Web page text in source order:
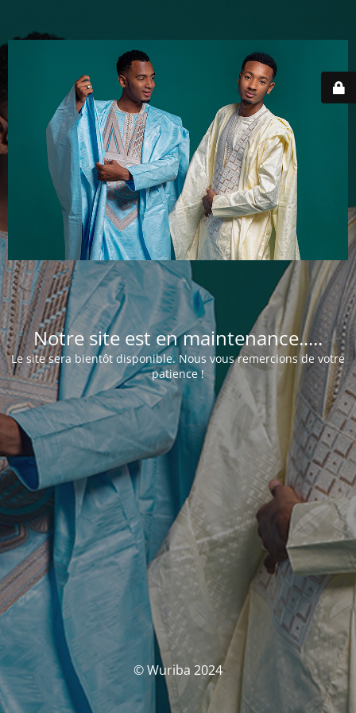
Notre site est en maintenance.....
Le site sera bientôt disponible. Nous vous remercions de votre
patience !
© Wuriba 2024